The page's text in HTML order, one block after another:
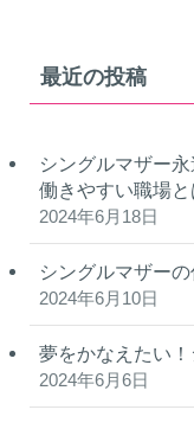
最近の投稿
シングルマザー
働きやすい職場と
2024年6月18日
シングルマザー
2024年6月10日
夢をかなえたい
2024年6月6日